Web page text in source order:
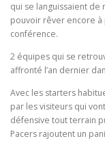
qui se languissaient
pouvoir rêver encore à
conférence.
2 équipes qui se
affronté l’an dernier
Avec les starters
par les visiteurs qui
défensive tout terrain
Pacers rajoutent un